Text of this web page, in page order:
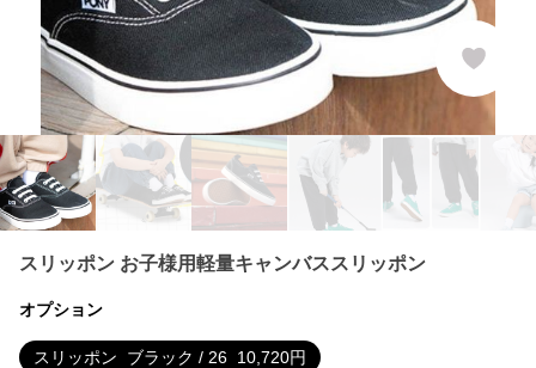
スリッポン お子様用軽量キャンバススリッポン
オプション
スリッポン ブラック / 26 10,720円